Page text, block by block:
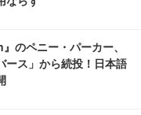
のペニー・パーカー、
ース」から続投！日本語